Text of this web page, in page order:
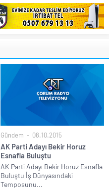
Gündem 08.10.2015
AK Parti Adayı Bekir Horuz
Esnafla Buluştu
AK Parti Adayı Bekir Horuz Esnafla
Buluştu İş Dünyasındaki
Temposunu...